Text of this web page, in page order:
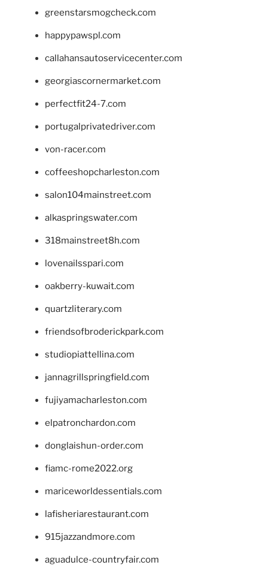
greenstarsmogcheck.com
happypawspl.com
callahansautoservicecenter.com
georgiascornermarket.com
perfectfit24-7.com
portugalprivatedriver.com
von-racer.com
coffeeshopcharleston.com
salon104mainstreet.com
alkaspringswater.com
318mainstreet8h.com
lovenailsspari.com
oakberry-kuwait.com
quartzliterary.com
friendsofbroderickpark.com
studiopiattellina.com
jannagrillspringfield.com
fujiyamacharleston.com
elpatronchardon.com
donglaishun-order.com
fiamc-rome2022.org
mariceworldessentials.com
lafisheriarestaurant.com
915jazzandmore.com
aguadulce-countryfair.com